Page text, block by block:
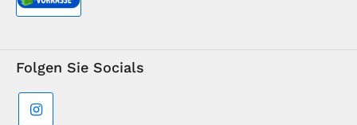
Folgen Sie Socials